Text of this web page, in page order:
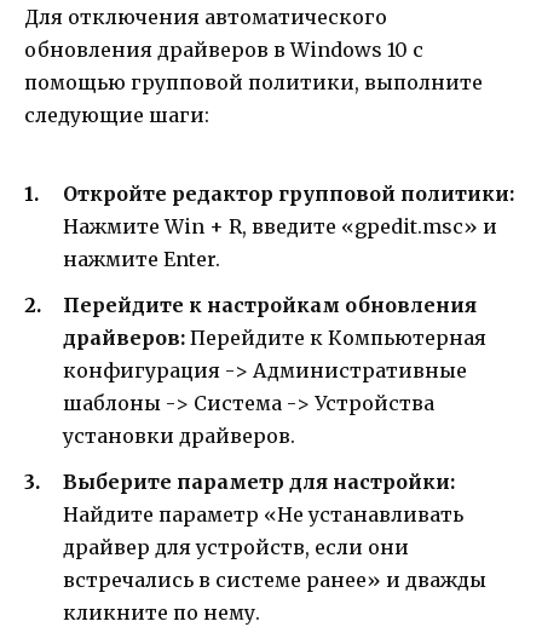
Для отключения автоматического
обновления драйверов в Windows 10 с
помощью групповой политики, выполните
следующие шаги:
Откройте редактор групповой политики:
Нажмите Win + R, введите «gpedit.msc» и
нажмите Enter.
Перейдите к настройкам обновления
драйверов: Перейдите к Компьютерная
конфигурация -> Административные
шаблоны -> Система -> Устройства
установки драйверов.
Выберите параметр для настройки:
Найдите параметр «Не устанавливать
драйвер для устройств, если они
встречались в системе ранее» и дважды
кликните по нему.